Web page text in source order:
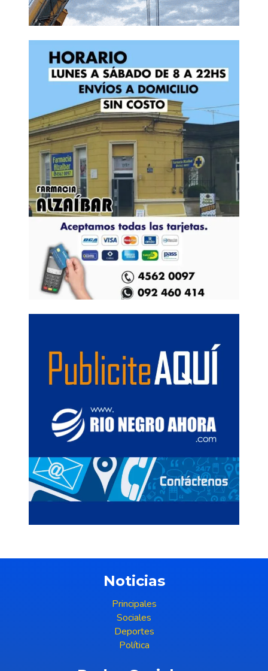
Noticias
Principales
Sociales
Deportes
Política